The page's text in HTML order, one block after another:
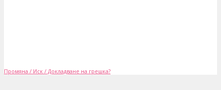
Промяна / Иск / Докладване на грешка?